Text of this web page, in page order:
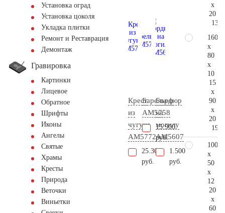
Установка оград
Установка цоколя
Укладка плитки
Ремонт и Реставрация
Демонтаж
Гравировка
Картинки
Лицевое
Обратное
Шрифты
Иконы
Ангелы
Святые
Храмы
Кресты
Природа
Веточки
Виньетки
Крест
из
чугуна
AM5772
25.300
руб.
Барельеф
AM5758
15.900
руб.
Бордюр
на
могилу
AM5607
1.500
руб.
x
20
160
x
80
x
10
15
x
90
x
20
100
x
50
x
12
20
x
60